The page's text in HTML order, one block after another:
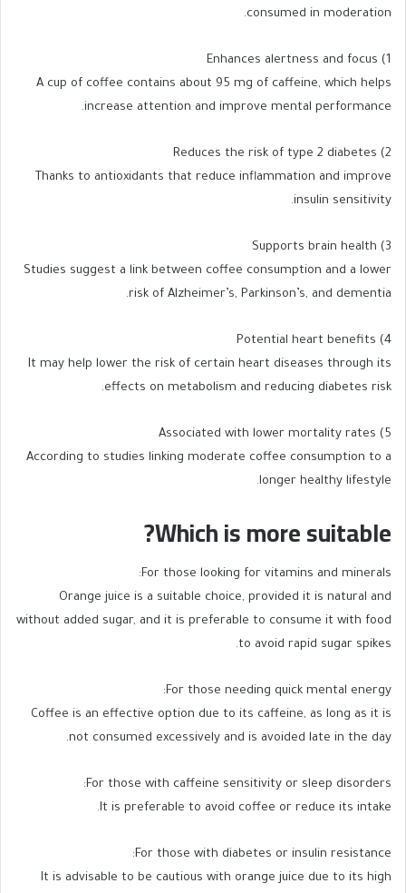
consumed in moderation.
1) Enhances alertness and focus
A cup of coffee contains about 95 mg of caffeine, which helps
increase attention and improve mental performance.
2) Reduces the risk of type 2 diabetes
Thanks to antioxidants that reduce inflammation and improve
insulin sensitivity.
3) Supports brain health
Studies suggest a link between coffee consumption and a lower
risk of Alzheimer’s, Parkinson’s, and dementia.
4) Potential heart benefits
It may help lower the risk of certain heart diseases through its
effects on metabolism and reducing diabetes risk.
5) Associated with lower mortality rates
According to studies linking moderate coffee consumption to a
longer healthy lifestyle.
Which is more suitable?
For those looking for vitamins and minerals:
Orange juice is a suitable choice, provided it is natural and
without added sugar, and it is preferable to consume it with food
to avoid rapid sugar spikes.
For those needing quick mental energy:
Coffee is an effective option due to its caffeine, as long as it is
not consumed excessively and is avoided late in the day.
For those with caffeine sensitivity or sleep disorders:
It is preferable to avoid coffee or reduce its intake.
For those with diabetes or insulin resistance:
It is advisable to be cautious with orange juice due to its high